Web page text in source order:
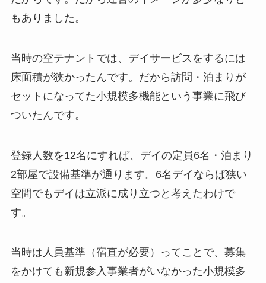
もありました。
当時の空テナントでは、デイサービスをするには
床面積が狭かったんです。だから訪問・泊まりが
セットになってた小規模多機能という事業に飛び
ついたんです。
登録人数を12名にすれば、デイの定員6名・泊まり
2部屋で設備基準が通ります。6名デイならば狭い
空間でもデイは立派に成り立つと考えたわけで
す。
当時は人員基準（宿直が必要）ってことで、募集
をかけても新規参入事業者がいなかった小規模多